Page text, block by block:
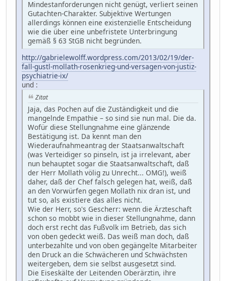
Mindestanforderungen nicht genügt, verliert seinen
Gutachten-Charakter. Subjektive Wertungen
allerdings können eine existenzielle Entscheidung
wie die über eine unbefristete Unterbringung
gemäß § 63 StGB nicht begründen.
http://gabrielewolff.wordpress.com/2013/02/19/der-
fall-gustl-mollath-rosenkrieg-und-versagen-von-justiz-
psychiatrie-ix/
und :
Zitat
Jaja, das Pochen auf die Zuständigkeit und die
mangelnde Empathie – so sind sie nun mal. Die da.
Wofür diese Stellungnahme eine glänzende
Bestätigung ist. Da kennt man den
Wiederaufnahmeantrag der Staatsanwaltschaft
(was Verteidiger so pinseln, ist ja irrelevant, aber
nun behauptet sogar die Staatsanwaltschaft, daß
der Herr Mollath völig zu Unrecht... OMG!), weiß
daher, daß der Chef falsch gelegen hat, weiß, daß
an den Vorwürfen gegen Mollath nix dran ist, und
tut so, als existiere das alles nicht.
Wie der Herr, so's Gescherr: wenn die Ärzteschaft
schon so mobbt wie in dieser Stellungnahme, dann
doch erst recht das Fußvolk im Betrieb, das sich
von oben gedeckt weiß. Das weiß man doch, daß
unterbezahlte und von oben gegängelte Mitarbeiter
den Druck an die Schwächeren und Schwächsten
weitergeben, dem sie selbst ausgesetzt sind.
Die Eiseskälte der Leitenden Oberärztin, ihre